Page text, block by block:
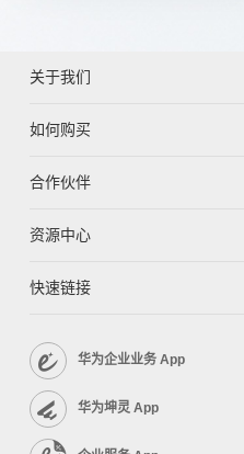
关于我们
如何购买
合作伙伴
资源中心
快速链接
华为企业业务 App
华为坤灵 App